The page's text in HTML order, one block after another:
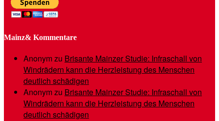
Mainz& Kommentare
Anonymzu Brisante Mainzer Studie: Infraschall von
Windrädern kann die Herzleistung des Menschen
deutlich schädigen
Anonymzu Brisante Mainzer Studie: Infraschall von
Windrädern kann die Herzleistung des Menschen
deutlich schädigen